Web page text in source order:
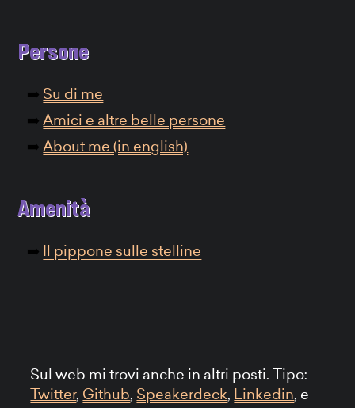
Persone
Su di me
Amici e altre belle persone
About me (in english)
Amenità
Il pippone sulle stelline
Sul web mi trovi anche in altri posti. Tipo:
Twitter, Github, Speakerdeck, Linkedin, e